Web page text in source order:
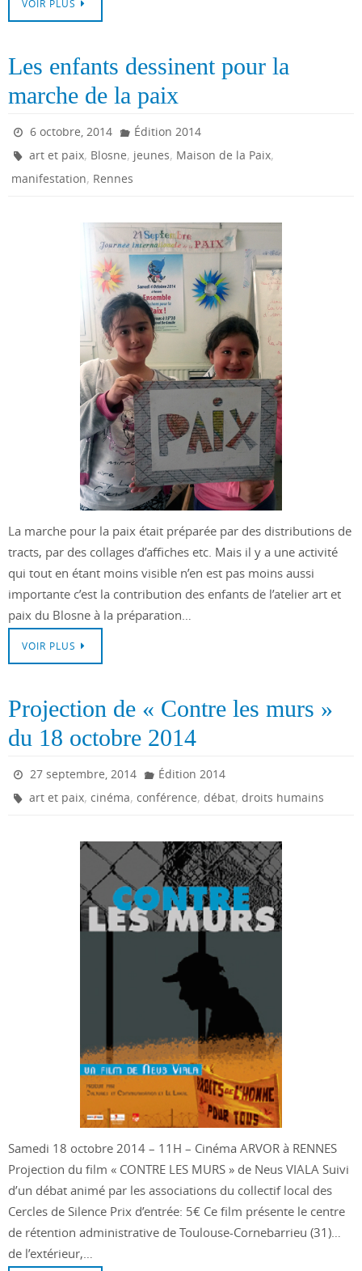
VOIR PLUS
Les enfants dessinent pour la
marche de la paix
6 octobre, 2014
Édition 2014
art et paix, Blosne, jeunes, Maison de la Paix,
manifestation, Rennes
La marche pour la paix était préparée par des distributions de
tracts, par des collages d’affiches etc. Mais il y a une activité
qui tout en étant moins visible n’en est pas moins aussi
importante c’est la contribution des enfants de l’atelier art et
paix du Blosne à la préparation…
VOIR PLUS
Projection de « Contre les murs »
du 18 octobre 2014
27 septembre, 2014
Édition 2014
art et paix,cinéma,conférence,débat,droits humains
Samedi 18 octobre 2014 – 11H – Cinéma ARVOR à RENNES
Projection du film « CONTRE LES MURS » de Neus VIALA Suivi
d’un débat animé par les associations du collectif local des
Cercles de Silence Prix d’entrée: 5€ Ce film présente le centre
de rétention administrative de Toulouse-Cornebarrieu (31)…
de l’extérieur,…